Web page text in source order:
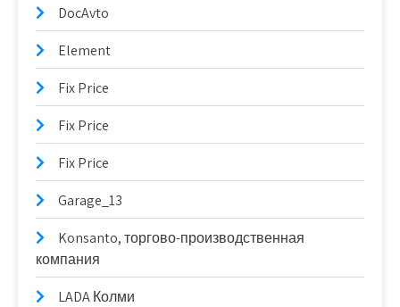
DocAvto
Element
Fix Price
Fix Price
Fix Price
Garage_13
Konsanto, торгово-производственная
компания
LADA Колми